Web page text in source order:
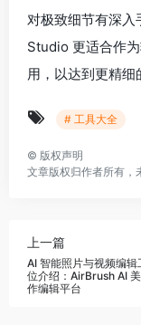
对极致细节有深
Studio 更适合作
用，以达到更精细
# 工具大全
© 版权声明
文章版权归作者所有，
上一篇
AI 智能照片与视频编辑
位介绍：AirBrush AI
作编辑平台